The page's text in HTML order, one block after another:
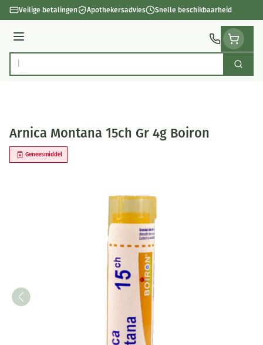
Ga naar de inhoud
Veilige betalingen Apothekersadvies Snelle beschikbaarheid
Menu
Product, merk, categorie... Zoek
Arnica Montana 15ch Gr 4g Boiron
Geneesmiddel